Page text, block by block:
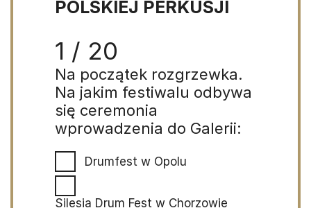
POLSKIEJ PERKUSJI
1 / 20
Na początek rozgrzewka.
Na jakim festiwalu odbywa
się ceremonia
wprowadzenia do Galerii:
Drumfest w Opolu
Silesia Drum Fest w Chorzowie